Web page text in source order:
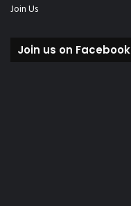
Join Us
Join us on Facebook